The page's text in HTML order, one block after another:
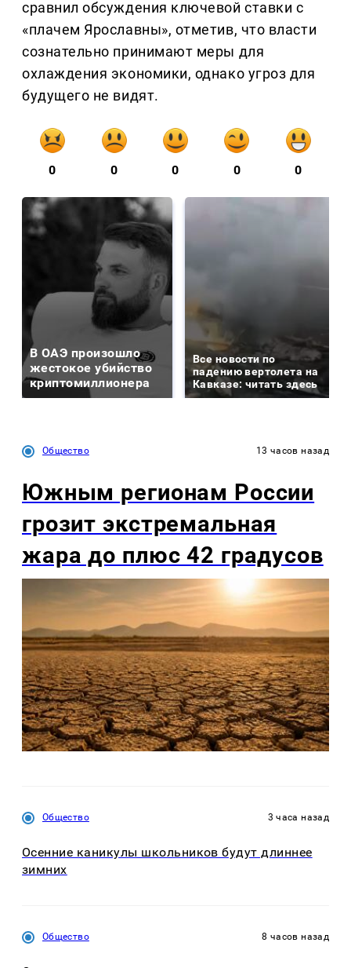
сравнил обсуждения ключевой ставки с
«плачем Ярославны», отметив, что власти
сознательно принимают меры для
охлаждения экономики, однако угроз для
будущего не видят.
0 0 0 0 0
В ОАЭ произошло
жестокое убийство
криптомиллионера
Все новости по
падению вертолета на
Кавказе: читать здесь
Общество 13 часов назад
Южным регионам России
грозит экстремальная
жара до плюс 42 градусов
Общество 3 часа назад
Осенние каникулы школьников будут длиннее
зимних
Общество 8 часов назад